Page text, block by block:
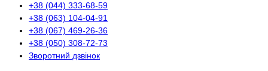
+38 (044) 333-68-59
+38 (063) 104-04-91
+38 (067) 469-26-36
+38 (050) 308-72-73
Зворотний дзвінок